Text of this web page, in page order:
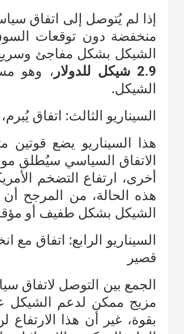
إذا لم يُتوصل إلى اتفاق
منخفضة دون توقعات
الشيكل بشكل مفاجئ
2.9 شيكل للدولار
، وهو
الشيكل.
السيناريو الثالث: اتفاق
هذا السيناريو يضع
الاتفاق السياسي سيُطلق
أخرى، ارتفاع التضخم
هذه الحالة، من المرجح
الشيكل بشكل طفيف أو
السيناريو الرابع: اتفاق
قصير
الجمع بين التوصل لاتفاق
مزيج ممكن لدعم الشيكل
بقوة، غير أن هذا